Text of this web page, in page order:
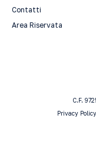
Contatti
Area Riservata
C.F.
Privacy Policy